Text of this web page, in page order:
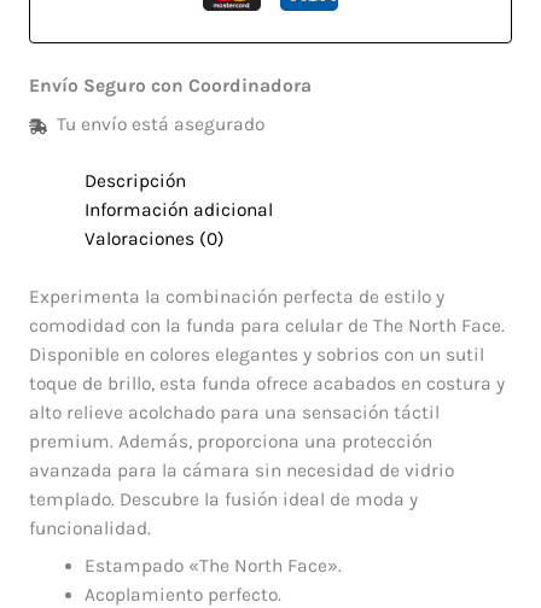
Envío Seguro con Coordinadora
Tu envío está asegurado
Descripción
Información adicional
Valoraciones (0)
Experimenta la combinación perfecta de estilo y
comodidad con la funda para celular de The North Face.
Disponible en colores elegantes y sobrios con un sutil
toque de brillo, esta funda ofrece acabados en costura y
alto relieve acolchado para una sensación táctil
premium. Además, proporciona una protección
avanzada para la cámara sin necesidad de vidrio
templado. Descubre la fusión ideal de moda y
funcionalidad.
Estampado «The North Face».
Acoplamiento perfecto.